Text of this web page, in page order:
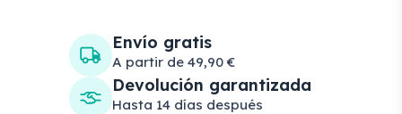
Envío gratis
A partir de 49,90 €
Devolución garantizada
Hasta 14 días después